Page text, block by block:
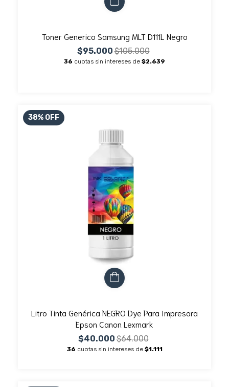
Toner Generico Samsung MLT D111L Negro
$95.000$105.000
36 cuotas sin intereses de $2.639
38% OFF
Litro Tinta Genérica NEGRO Dye Para Impresora
Epson Canon Lexmark
$40.000$64.000
36 cuotas sin intereses de $1.111